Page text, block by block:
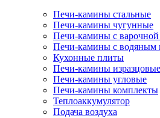
Печи-камины стальные
Печи-камины чугунные
Печи-камины с
Печи-камины с водяным
Кухонные плиты
Печи-камины изразцовые
Печи-камины угловые
Печи-камины комплекты
Теплоаккумулятор
Подача воздуха